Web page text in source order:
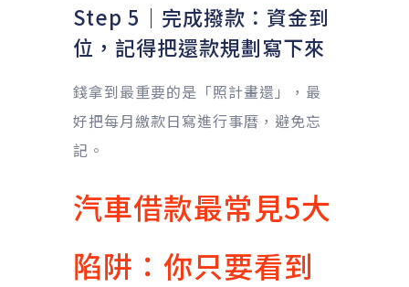
Step 5｜完成撥款：資金到
位，記得把還款規劃寫下來
錢拿到最重要的是「照計畫還」，最
好把每月繳款日寫進行事曆，避免忘
記。
汽車借款最常見5大
陷阱：你只要看到